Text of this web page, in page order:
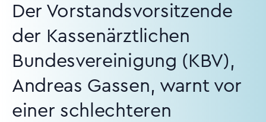
Der Vorstandsvorsitzende
der Kassenärztlichen
Bundesvereinigung (KBV),
Andreas Gassen, warnt vor
einer schlechteren